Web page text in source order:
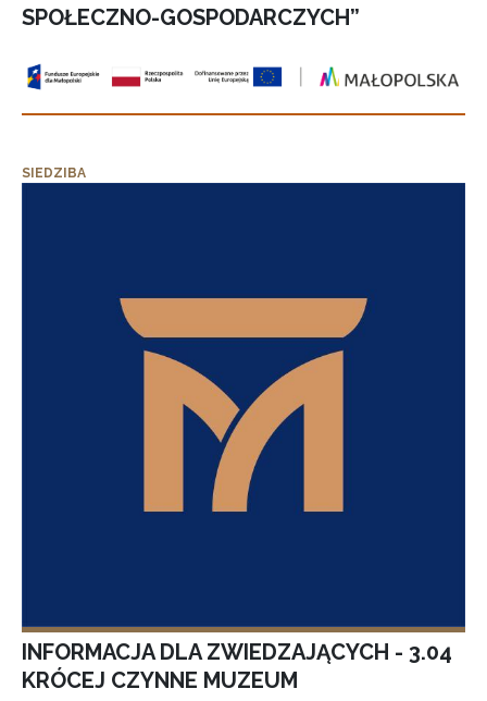
SPOŁECZNO-GOSPODARCZYCH”
SIEDZIBA
INFORMACJA DLA ZWIEDZAJĄCYCH - 3.04
KRÓCEJ CZYNNE MUZEUM